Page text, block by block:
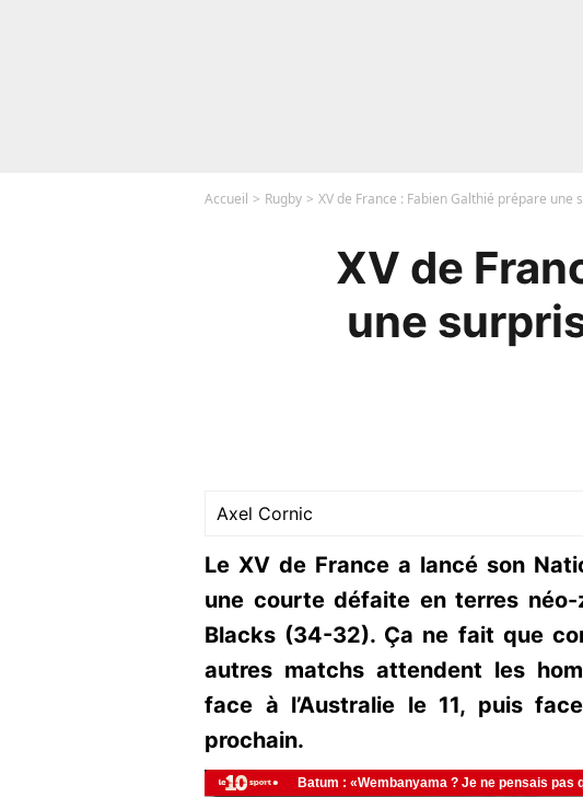
Accueil Rugby XV de France : Fabien Galthié prépare
XV de
une
Axel Cornic
Le XV de France a lancé son
une courte défaite en terres
Blacks (34-32). Ça ne fait que
autres matchs attendent les
face à l’Australie le 11, puis
prochain.